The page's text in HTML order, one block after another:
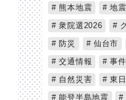
熊本地震 地震
衆院選2026
防災
仙台市
交通情報
事件
自然災害
東日
能登半島地震